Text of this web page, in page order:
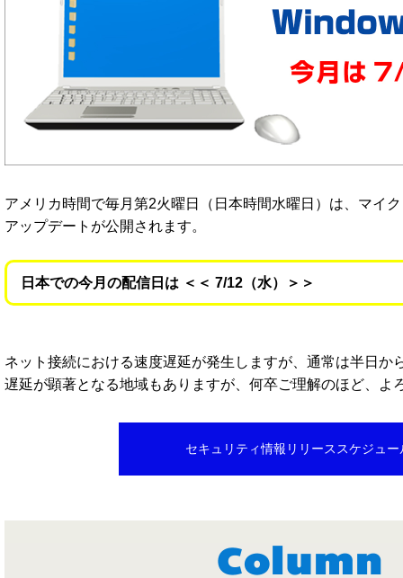
アメリカ時間で毎月第2火曜日（日本時間水曜日）は、マイ
アップデートが公開されます。
日本での今月の配信日は ＜＜ 7/12（水）＞＞
ネット接続における速度遅延が発生しますが、通常は半日か
遅延が顕著となる地域もありますが、何卒ご理解のほど、よ
セキュリティ情報リリーススケジュー